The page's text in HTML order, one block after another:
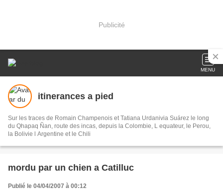
Publicité
MENU
itinerances a pied
Sur les traces de Romain Champenois et Tatiana Urdanivia Suárez le long
du Qhapaq Ñan, route des incas, depuis la Colombie, L equateur, le Perou,
la Bolivie l Argentine et le Chili
mordu par un chien a Catilluc
Publié le 04/04/2007 à 00:12